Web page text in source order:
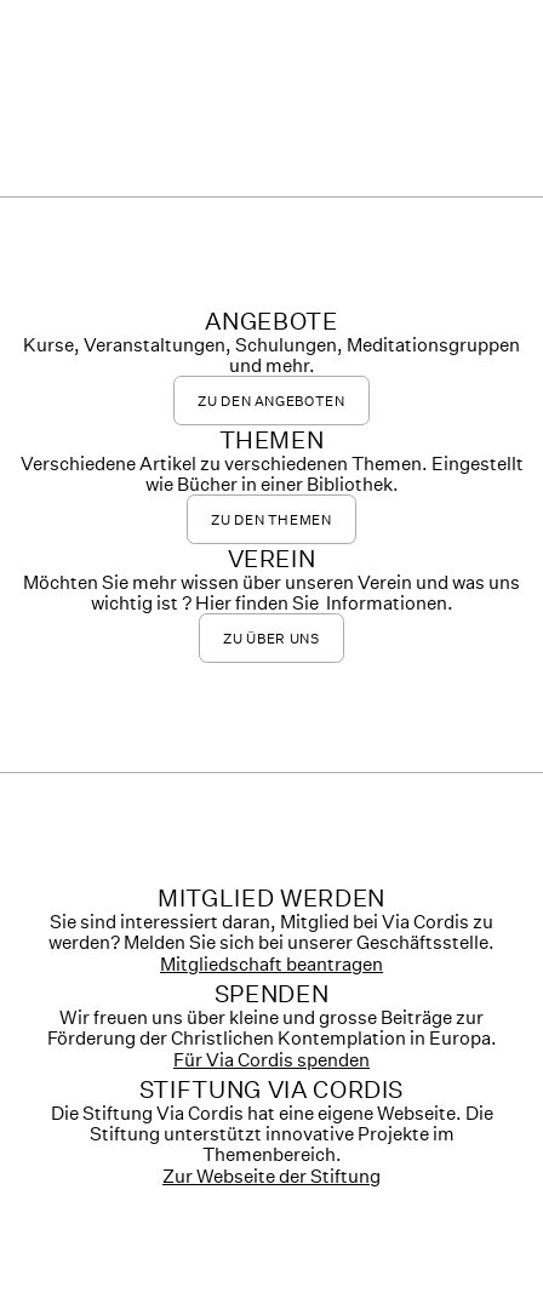
ANGEBOTE
Kurse, Veranstaltungen, Schulungen, Meditationsgruppen
und mehr.
ZU DEN ANGEBOTEN
THEMEN
Verschiedene Artikel zu verschiedenen Themen. Eingestellt
wie Bücher in einer Bibliothek.
ZU DEN THEMEN
VEREIN
Möchten Sie mehr wissen über unseren Verein und was uns
wichtig ist ? Hier finden Sie Informationen.
ZU ÜBER UNS
MITGLIED WERDEN
Sie sind interessiert daran, Mitglied bei Via Cordis zu
werden? Melden Sie sich bei unserer Geschäftsstelle.
Mitgliedschaft beantragen
SPENDEN
Wir freuen uns über kleine und grosse Beiträge zur
Förderung der Christlichen Kontemplation in Europa.
Für Via Cordis spenden
STIFTUNG VIA CORDIS
Die Stiftung Via Cordis hat eine eigene Webseite. Die
Stiftung unterstützt innovative Projekte im
Themenbereich.
Zur Webseite der Stiftung